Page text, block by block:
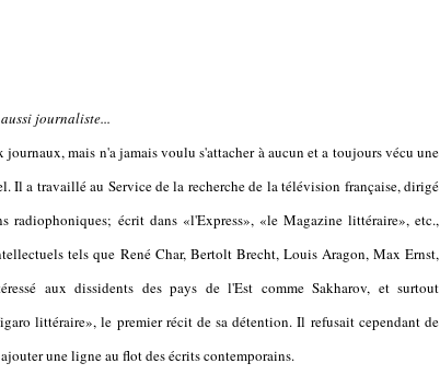
journaliste...
mais n'a jamais voulu s'attacher à aucun et a toujours vécu une
Il a travaillé au Service de la recherche de la télévision française, dirigé
radiophoniques; écrit dans «l'Express», «le Magazine littéraire», etc.,
tels que René Char, Bertolt Brecht, Louis Aragon, Max Ernst,
aux dissidents des pays de l'Est comme Sakharov, et surtout
littéraire», le premier récit de sa détention. Il refusait cependant de
une ligne au flot des écrits contemporains.